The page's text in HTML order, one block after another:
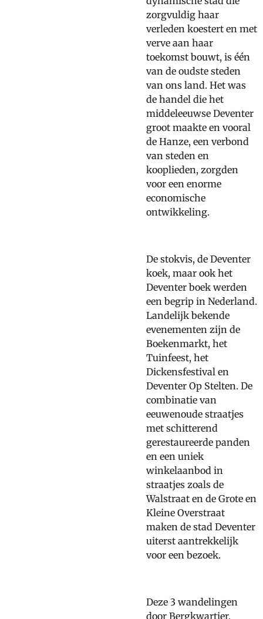
zorgvuldig haar
verleden koestert en met
verve aan haar
toekomst bouwt, is één
van de oudste steden
van ons land. Het was
de handel die het
middeleeuwse Deventer
groot maakte en vooral
de Hanze, een verbond
van steden en
kooplieden, zorgden
voor een enorme
economische
ontwikkeling.
De stokvis, de Deventer
koek, maar ook het
Deventer boek werden
een begrip in Nederland.
Landelijk bekende
evenementen zijn de
Boekenmarkt, het
Tuinfeest, het
Dickensfestival en
Deventer Op Stelten. De
combinatie van
eeuwenoude straatjes
met schitterend
gerestaureerde panden
en een uniek
winkelaanbod in
straatjes zoals de
Walstraat en de Grote en
Kleine Overstraat
maken de stad Deventer
uiterst aantrekkelijk
voor een bezoek.
Deze 3 wandelingen
door Bergkwartier,